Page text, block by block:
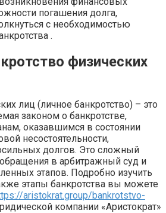
погашения долга,
с необходимостью
.
физических
лиц (личное банкротство) – это
законом о банкротстве,
оказавшимся в состоянии
несостоятельности,
долгов. Это сложный
в арбитражный суд и
этапов. Подробно изучить
этапы банкротства вы можете
aristokrat.group/bankrotstvo-
компании «Аристократ»